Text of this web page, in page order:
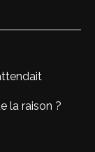
la raison ?